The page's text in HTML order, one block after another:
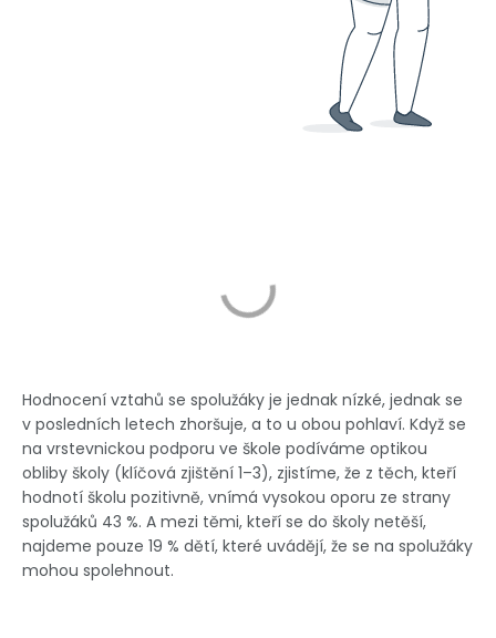
Hodnocení vztahů se spolužáky je jednak nízké, jednak se
v posledních letech zhoršuje, a to u obou pohlaví. Když se
na vrstevnickou podporu ve škole podíváme optikou
obliby školy (klíčová zjištění 1–3), zjistíme, že z těch, kteří
hodnotí školu pozitivně, vnímá vysokou oporu ze strany
spolužáků 43 %. A mezi těmi, kteří se do školy netěší,
najdeme pouze 19 % dětí, které uvádějí, že se na spolužáky
mohou spolehnout.